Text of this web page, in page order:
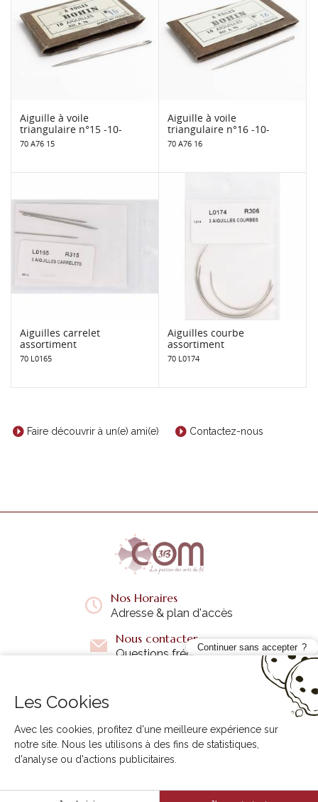
Aiguille à voile
triangulaire n°15 -10-
70 A76 15
Aiguille à voile
triangulaire n°16 -10-
70 A76 16
Aiguilles carrelet
assortiment
70 L0165
Aiguilles courbe
assortiment
70 L0174
Faire découvrir à un(e) ami(e) Contactez-nous
Nos Horaires
Adresse & plan d'accès
Nous contacter
Questions fréquentesContinuer sans accepter
Les Cookies
Avec les cookies, profitez d'une meilleure expérience sur
notre site. Nous les utilisons à des fins de statistiques,
d'analyse ou d'actions publicitaires.